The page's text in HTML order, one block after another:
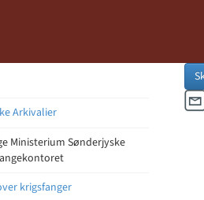
Arkivalier
Ministerium Sønderjyske
krigsfanger